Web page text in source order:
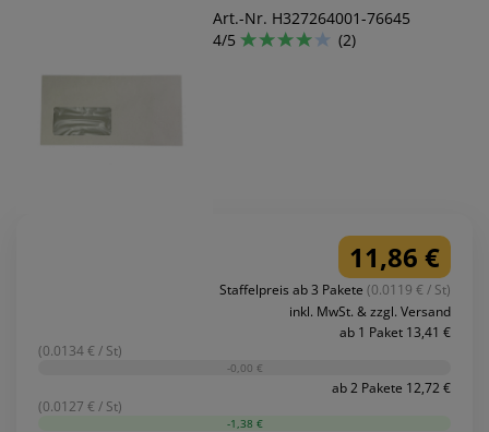
Art.-Nr. H327264001-76645
4/5
(2)
11,86 €
Staffelpreis ab 3 Pakete (0.0119 € / St)
inkl. MwSt. & zzgl. Versand
ab 1 Paket 13,41 €
(0.0134 € / St)
-0,00 €
ab 2 Pakete 12,72 €
(0.0127 € / St)
-1,38 €